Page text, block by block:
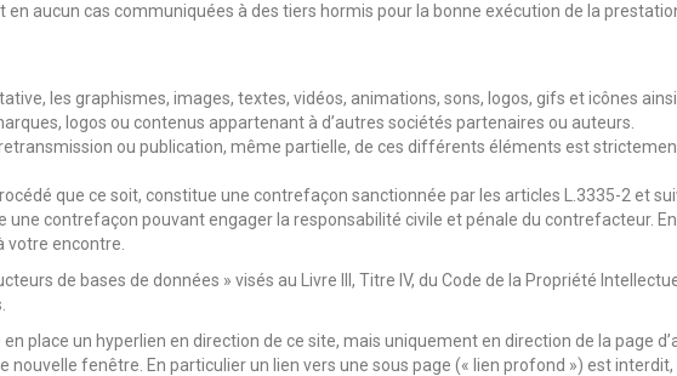
aucun cas communiquées à des tiers hormis pour la bonne exécution de la
les graphismes, images, textes, vidéos, animations, sons, logos, gifs et icônes
logos ou contenus appartenant à d’autres sociétés partenaires ou auteurs.
ou publication, même partielle, de ces différents éléments est
que ce soit, constitue une contrefaçon sanctionnée par les articles L.3335-2 et
contrefaçon pouvant engager la responsabilité civile et pénale du contrefacteur.
votre encontre.
de bases de données » visés au Livre III, Titre IV, du Code de la Propriété
place un hyperlien en direction de ce site, mais uniquement en direction de la page
nouvelle fenêtre. En particulier un lien vers une sous page (« lien profond ») est